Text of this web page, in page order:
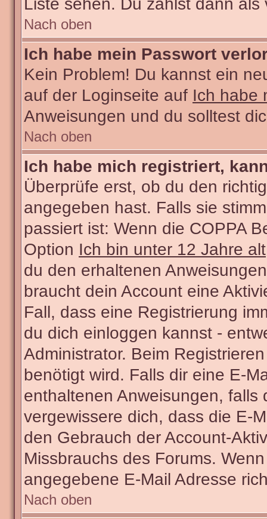
Nach oben
Ich habe mein Passwort
Kein Problem! Du kannst ein
auf der Loginseite auf Ich habe
Anweisungen und du solltest
Nach oben
Ich habe mich registriert,
Überprüfe erst, ob du den
angegeben hast. Falls sie
passiert ist: Wenn die COPPA
Option Ich bin unter 12 Jahre alt
du den erhaltenen
braucht dein Account eine
Fall, dass eine Registrierung
du dich einloggen kannst -
Administrator. Beim
benötigt wird. Falls dir eine E-
enthaltenen Anweisungen,
vergewissere dich, dass die E-
den Gebrauch der Account-
Missbrauchs des Forums.
angegebene E-Mail Adresse
Nach oben